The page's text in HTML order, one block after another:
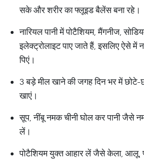
सके और शरीर का फ्लूइड बैलेंस बना रहे।
नारियल पानी में पोटैशियम, मैंगनीज,
इलेक्ट्रोलाइट पाए जाते हैं, इसलिए ऐसे में
पिएं।
3 बड़े मील खाने की जगह दिन भर में छोटे-
खाएं।
सूप, नींबू नमक चीनी घोल कर पानी जैसे
लें।
पोटैशियम युक्त आहार लें जैसे केला,